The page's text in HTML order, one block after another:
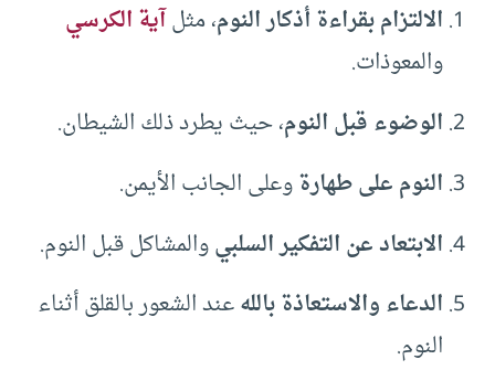
الالتزام بقراءة أذكار النوم، مثلآية الكرسي
والمعوذات.
الوضوء قبل النوم، حيث يطرد ذلك الشيطان.
النوم على طهارةوعلى الجانب الأيمن.
الابتعاد عن التفكير السلبيوالمشاكل قبل النوم.
الدعاء والاستعاذة باللهعند الشعور بالقلق أثناء
النوم.